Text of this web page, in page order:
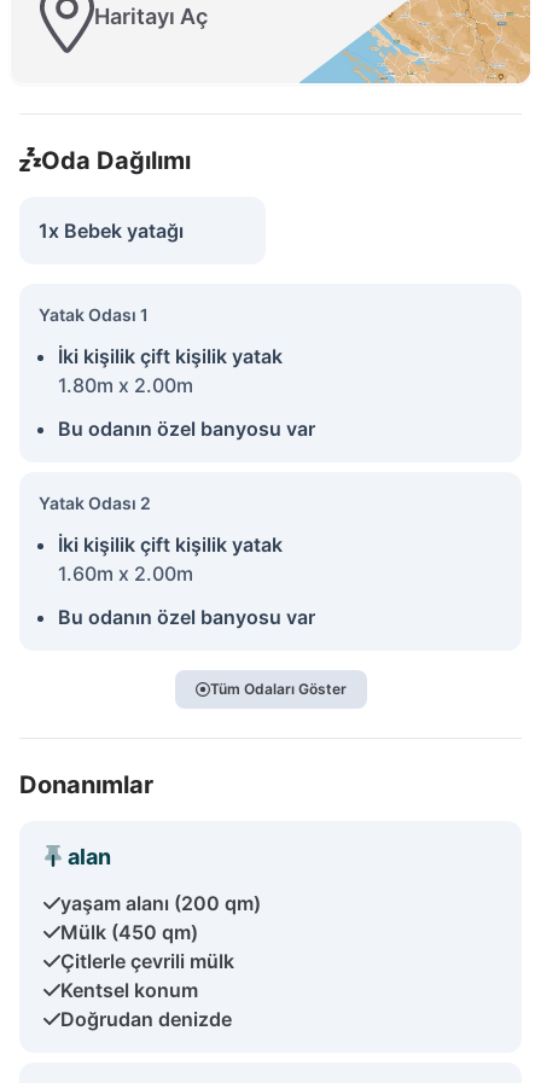
Haritayı Aç
Oda Dağılımı
1x Bebek yatağı
Yatak Odası 1
İki kişilik çift kişilik yatak
1.80m x 2.00m
Bu odanın özel banyosu var
Yatak Odası 2
İki kişilik çift kişilik yatak
1.60m x 2.00m
Bu odanın özel banyosu var
Tüm Odaları Göster
Donanımlar
alan
yaşam alanı (200 qm)
Mülk (450 qm)
Çitlerle çevrili mülk
Kentsel konum
Doğrudan denizde